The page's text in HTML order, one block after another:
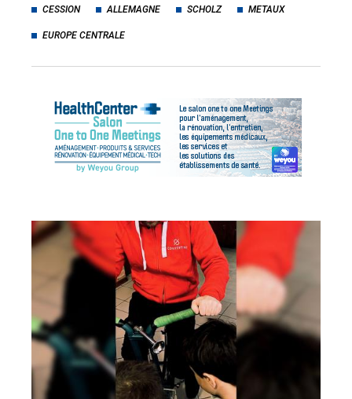
CESSION ALLEMAGNE SCHOLZ METAUX
EUROPE CENTRALE